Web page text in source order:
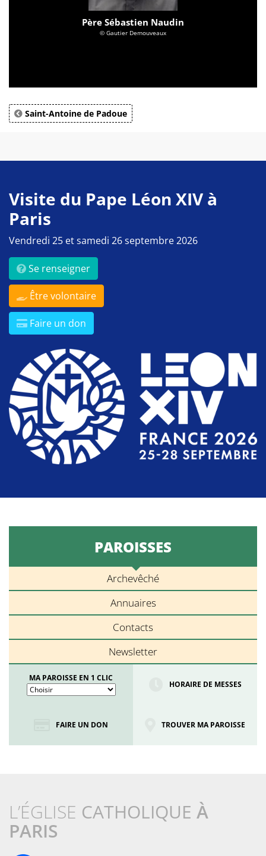
Père Sébastien Naudin
© Gautier Demouveaux
Saint-Antoine de Padoue
Visite du Pape Léon XIV à
Paris
Vendredi 25 et samedi 26 septembre 2026
Se renseigner
Être volontaire
Faire un don
PAROISSES
Archevêché
Annuaires
Contacts
Newsletter
MA PAROISSE EN 1 CLIC
HORAIRE DE MESSES
FAIRE UN DON TROUVER MA PAROISSE
L’ÉGLISE CATHOLIQUE À
PARIS